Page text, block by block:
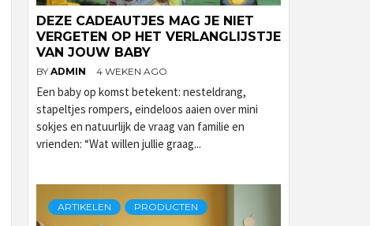
DEZE CADEAUTJES MAG JE NIET
VERGETEN OP HET VERLANGLIJSTJE
VAN JOUW BABY
BY ADMIN 4 WEKEN AGO
Een baby op komst betekent: nesteldrang,
stapeltjes rompers, eindeloos aaien over mini
sokjes en natuurlijk de vraag van familie en
vrienden: “Wat willen jullie graag...
ARTIKELEN PRODUCTEN